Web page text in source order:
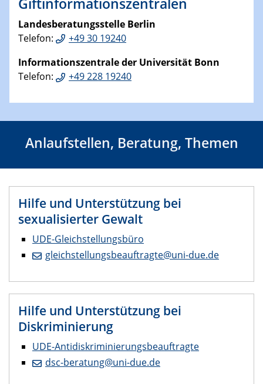
Landesberatungsstelle Berlin
Telefon:
+49 30 19240
Informationszentrale der Universität Bonn
Telefon:
+49 228 19240
Anlaufstellen, Beratung, Themen
Hilfe und Unterstützung bei
sexualisierter Gewalt
UDE-Gleichstellungsbüro
gleichstellungsbeauftragte@uni-due.de
Hilfe und Unterstützung bei
Diskriminierung
UDE-Antidiskriminierungsbeauftragte
dsc-beratung@uni-due.de